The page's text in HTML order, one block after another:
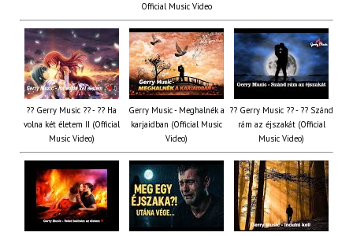
Official Music Video
?? Gerry Music ?? - ?? Ha
volna két életem II (Official
Music Video)
Gerry Music - Meghalnék a
karjaidban (Official Music
Video)
?? Gerry Music ?? - ?? Szánd
rám az éjszakát (Official
Music Video)